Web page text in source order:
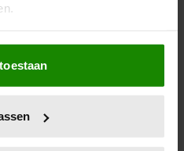
ook graag:
over uw geografische
meter nauwkeurig kan zijn
(fingerprinting)